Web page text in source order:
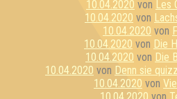
10.04.2020 von Les
10.04.2020 von
10.04.2020 von
10.04.2020 von Die
10.04.2020 von Die
10.04.2020 von Denn sie
10.04.2020 von
10.04.2020 von